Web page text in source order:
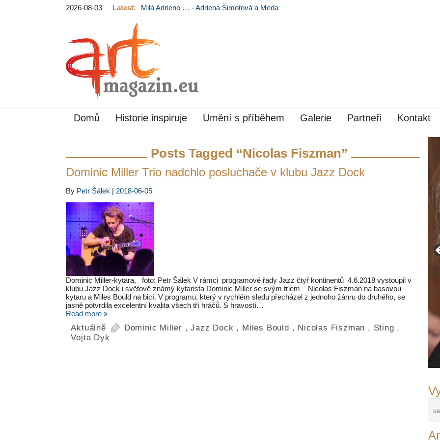
2026-08-03 Latest:
Milá Adrieno … - Adriena Šimotová a Meda
Domů Historie inspiruje Umění s příběhem Galerie Partneři Kontakt
Posts Tagged “Nicolas Fiszman”
Dominic Miller Trio nadchlo posluchače v klubu Jazz Dock
By Petr Šálek | 2018-06-05
Dominic Miller-kytara, foto: Petr Šálek V rámci programové řady Jazz čtyř kontinentů 4.6.2018 vystoupil v
klubu Jazz Dock i světově známý kytarista Dominic Miller se svým triem – Nicolas Fiszman na basovou
kytaru a Miles Bould na bicí. V programu, který v rychlém sledu přecházel z jednoho žánru do druhého, se
jasně potvrdila excelentní kvalita všech tří hráčů. S hravostí…
Read more »
Aktuálně Dominic Miller ,Jazz Dock , Miles Bould , Nicolas Fiszman , Sting ,
Vojta Dyk